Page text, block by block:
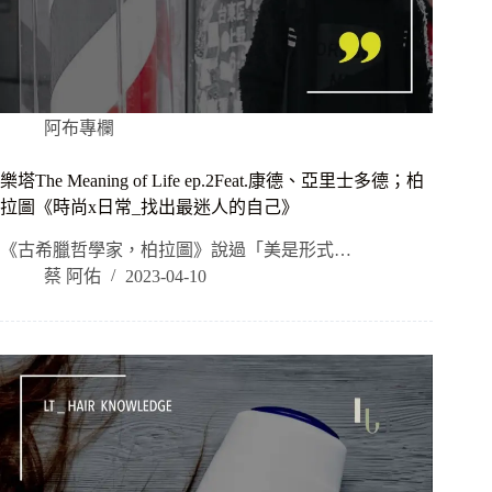
阿布專欄
樂塔The Meaning of Life ep.2Feat.康德、亞里士多德；柏
拉圖《時尚x日常_找出最迷人的自己》
《古希臘哲學家，柏拉圖》說過「美是形式…
蔡 阿佑
2023-04-10